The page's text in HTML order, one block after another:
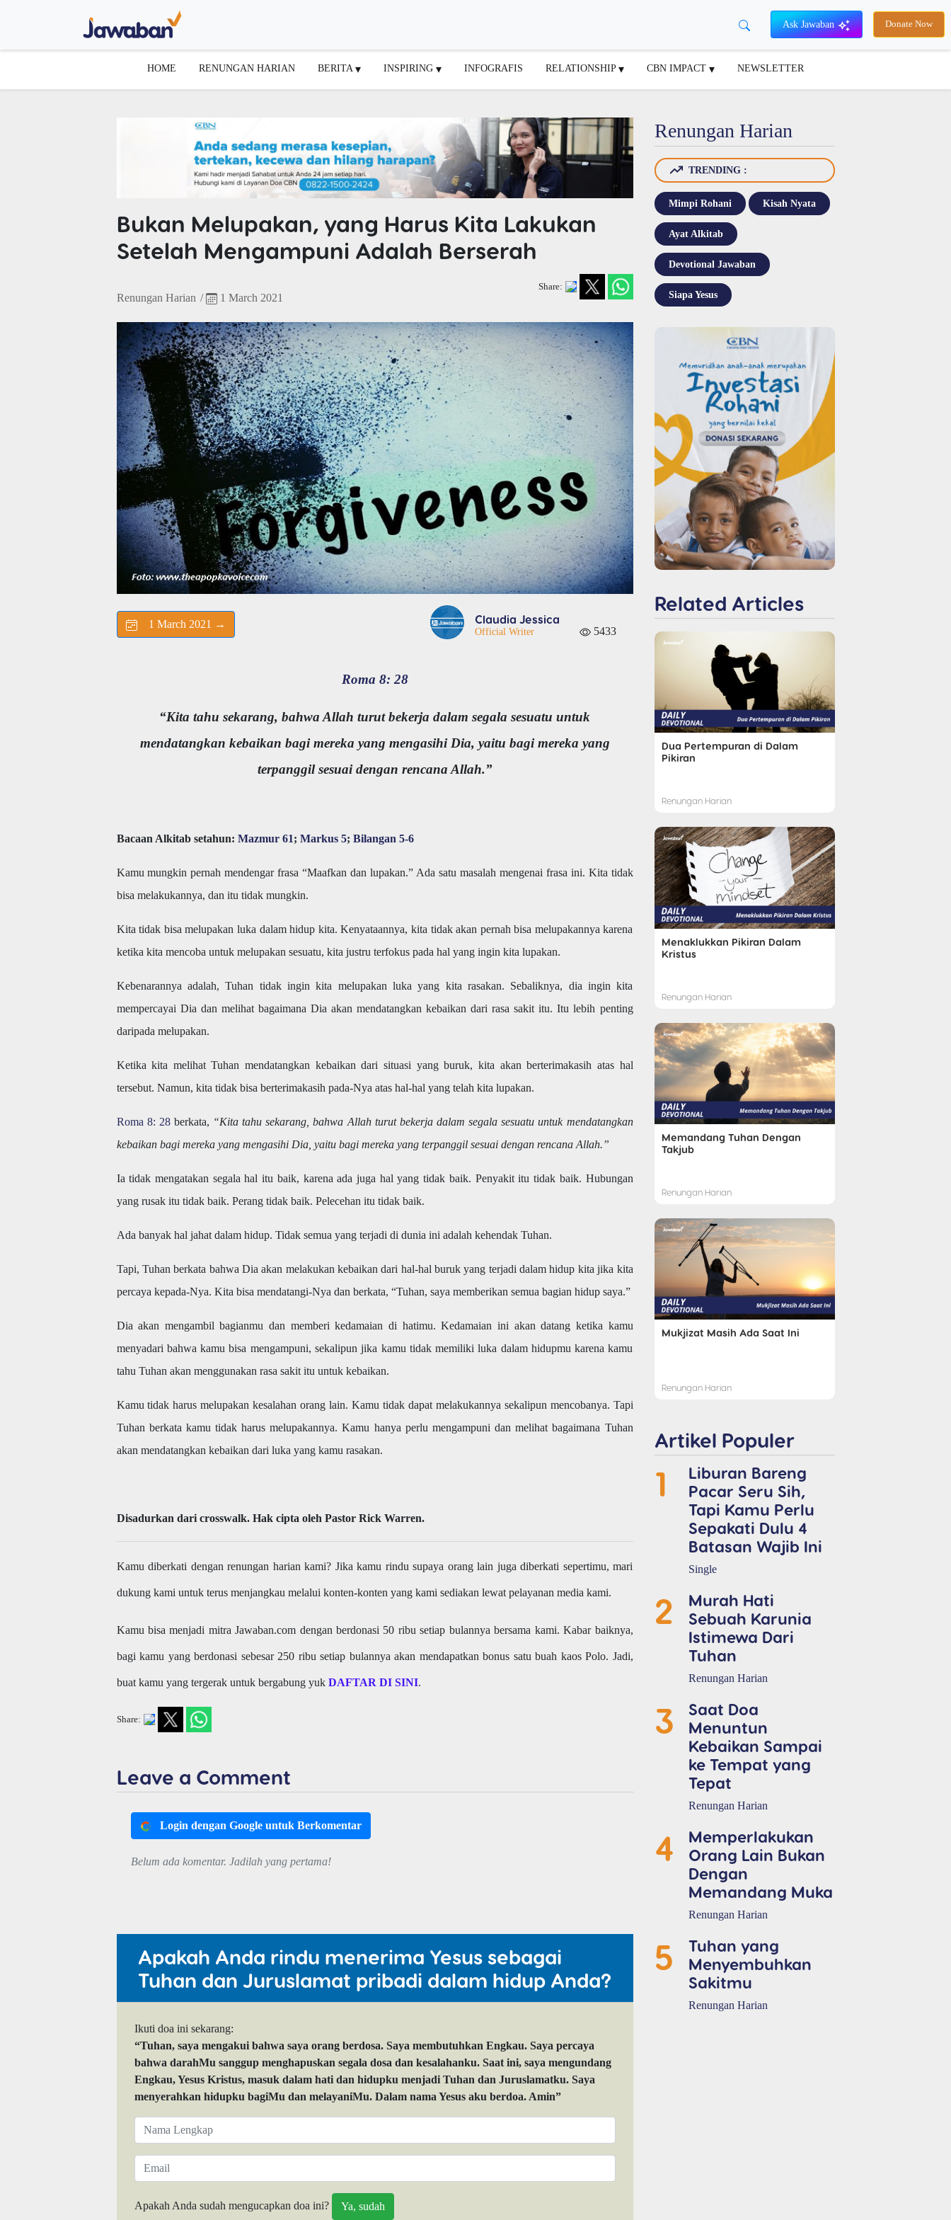
Ask Jawaban Donate Now
HOME RENUNGAN HARIAN BERITA INSPIRING INFOGRAFIS RELATIONSHIP CBN IMPACT NEWSLETTER
Bukan Melupakan, yang Harus Kita Lakukan
Setelah Mengampuni Adalah Berserah
Renungan Harian / 1 March 2021
Share:
1 March 2021 → Claudia Jessica
Official Writer 5433
Roma 8: 28
“Kita tahu sekarang, bahwa Allah turut bekerja dalam segala sesuatu untuk
mendatangkan kebaikan bagi mereka yang mengasihi Dia, yaitu bagi mereka yang
terpanggil sesuai dengan rencana Allah.”
Bacaan Alkitab setahun: Mazmur 61; Markus 5; Bilangan 5-6
Kamu mungkin pernah mendengar frasa “Maafkan dan lupakan.” Ada satu masalah mengenai frasa ini. Kita tidak
bisa melakukannya, dan itu tidak mungkin.
Kita tidak bisa melupakan luka dalam hidup kita. Kenyataannya, kita tidak akan pernah bisa melupakannya karena
ketika kita mencoba untuk melupakan sesuatu, kita justru terfokus pada hal yang ingin kita lupakan.
Kebenarannya adalah, Tuhan tidak ingin kita melupakan luka yang kita rasakan. Sebaliknya, dia ingin kita
mempercayai Dia dan melihat bagaimana Dia akan mendatangkan kebaikan dari rasa sakit itu. Itu lebih penting
daripada melupakan.
Ketika kita melihat Tuhan mendatangkan kebaikan dari situasi yang buruk, kita akan berterimakasih atas hal
tersebut. Namun, kita tidak bisa berterimakasih pada-Nya atas hal-hal yang telah kita lupakan.
Roma 8: 28berkata, “Kita tahu sekarang, bahwa Allah turut bekerja dalam segala sesuatu untuk mendatangkan
kebaikan bagi mereka yang mengasihi Dia, yaitu bagi mereka yang terpanggil sesuai dengan rencana Allah.”
Ia tidak mengatakan segala hal itu baik, karena ada juga hal yang tidak baik. Penyakit itu tidak baik. Hubungan
yang rusak itu tidak baik. Perang tidak baik. Pelecehan itu tidak baik.
Ada banyak hal jahat dalam hidup. Tidak semua yang terjadi di dunia ini adalah kehendak Tuhan.
Tapi, Tuhan berkata bahwa Dia akan melakukan kebaikan dari hal-hal buruk yang terjadi dalam hidup kita jika kita
percaya kepada-Nya. Kita bisa mendatangi-Nya dan berkata, “Tuhan, saya memberikan semua bagian hidup saya.”
Dia akan mengambil bagianmu dan memberi kedamaian di hatimu. Kedamaian ini akan datang ketika kamu
menyadari bahwa kamu bisa mengampuni, sekalipun jika kamu tidak memiliki luka dalam hidupmu karena kamu
tahu Tuhan akan menggunakan rasa sakit itu untuk kebaikan.
Kamu tidak harus melupakan kesalahan orang lain. Kamu tidak dapat melakukannya sekalipun mencobanya. Tapi
Tuhan berkata kamu tidak harus melupakannya. Kamu hanya perlu mengampuni dan melihat bagaimana Tuhan
akan mendatangkan kebaikan dari luka yang kamu rasakan.
Disadurkan dari crosswalk. Hak cipta oleh Pastor Rick Warren.
Kamu diberkati dengan renungan harian kami? Jika kamu rindu supaya orang lain juga diberkati sepertimu, mari
dukung kami untuk terus menjangkau melalui konten-konten yang kami sediakan lewat pelayanan media kami.
Kamu bisa menjadi mitra Jawaban.com dengan berdonasi 50 ribu setiap bulannya bersama kami. Kabar baiknya,
bagi kamu yang berdonasi sebesar 250 ribu setiap bulannya akan mendapatkan bonus satu buah kaos Polo. Jadi,
buat kamu yang tergerak untuk bergabung yuk DAFTAR DI SINI.
Share:
Leave a Comment
Login dengan Google untuk Berkomentar
Belum ada komentar. Jadilah yang pertama!
Apakah Anda rindu menerima Yesus sebagai
Tuhan dan Juruslamat pribadi dalam hidup Anda?
Ikuti doa ini sekarang:
“Tuhan, saya mengakui bahwa saya orang berdosa. Saya membutuhkan Engkau. Saya percaya
bahwa darahMu sanggup menghapuskan segala dosa dan kesalahanku. Saat ini, saya mengundang
Engkau, Yesus Kristus, masuk dalam hati dan hidupku menjadi Tuhan dan Juruslamatku. Saya
menyerahkan hidupku bagiMu dan melayaniMu. Dalam nama Yesus aku berdoa. Amin”
Apakah Anda sudah mengucapkan doa ini?
Renungan Harian
TRENDING :
Mimpi Rohani Kisah Nyata
Ayat Alkitab
Devotional Jawaban
Siapa Yesus
Related Articles
Dua Pertempuran di Dalam
Pikiran
Renungan Harian
Menaklukkan Pikiran Dalam
Kristus
Renungan Harian
Memandang Tuhan Dengan
Takjub
Renungan Harian
Mukjizat Masih Ada Saat Ini
Renungan Harian
Artikel Populer
1
Liburan Bareng
Pacar Seru Sih,
Tapi Kamu Perlu
Sepakati Dulu 4
Batasan Wajib Ini
Single
2
Murah Hati
Sebuah Karunia
Istimewa Dari
Tuhan
Renungan Harian
3
Saat Doa
Menuntun
Kebaikan Sampai
ke Tempat yang
Tepat
Renungan Harian
4
Memperlakukan
Orang Lain Bukan
Dengan
Memandang Muka
Renungan Harian
5
Tuhan yang
Menyembuhkan
Sakitmu
Renungan Harian